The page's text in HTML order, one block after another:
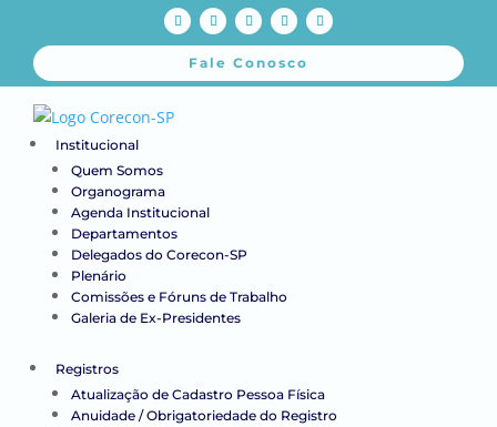
Fale Conosco
Institucional
Quem Somos
Organograma
Agenda Institucional
Departamentos
Delegados do Corecon-SP
Plenário
Comissões e Fóruns de Trabalho
Galeria de Ex-Presidentes
Registros
Atualização de Cadastro Pessoa Física
Anuidade / Obrigatoriedade do Registro